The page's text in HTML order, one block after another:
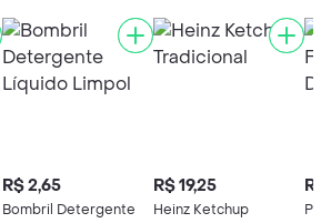
R$ 2,65
Bombril Detergente
R$ 19,25
Heinz Ketchup
R$